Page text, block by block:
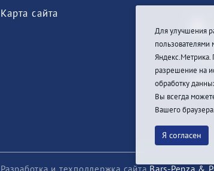
Карта сайта
Для улучшения
Яндекс.Метрика.
разрешение на
обработку
Вы всегда
Вашего браузера.
Я согласен